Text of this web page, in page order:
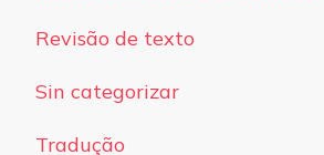
Revisão de texto
Sin categorizar
Tradução